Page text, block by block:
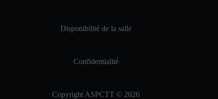
Disponibilité de la salle
Confidentialité
Copyright ASPCTT © 2026